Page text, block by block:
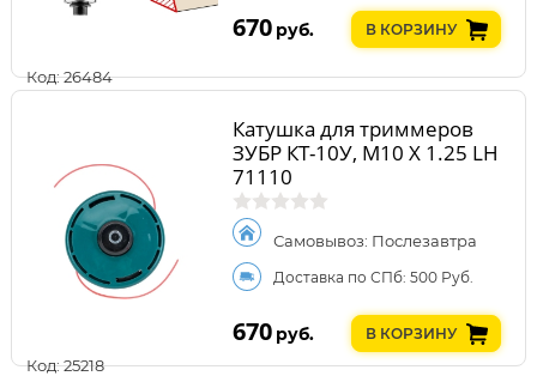
Код: 26484
670 руб. В КОРЗИНУ
Код: 25218
Катушка для триммеров
ЗУБР КТ-10У, М10 Х 1.25 LH
71110
Самовывоз: Послезавтра
Доставка по СПб: 500 Руб.
670 руб. В КОРЗИНУ